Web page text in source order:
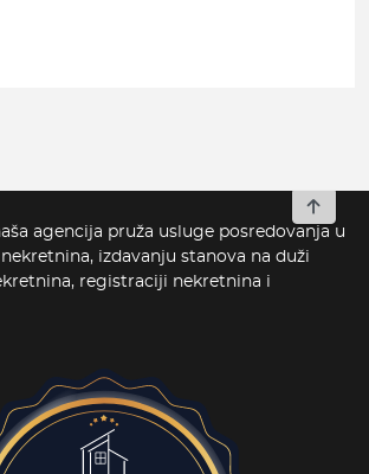
agencija pruža usluge posredovanja u
izdavanju stanova na duži
registraciji nekretnina i
To top